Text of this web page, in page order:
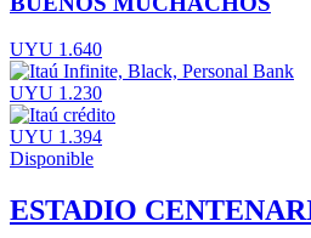
UYU 1.640
UYU 1.230
UYU 1.394
Disponible
ESTADIO